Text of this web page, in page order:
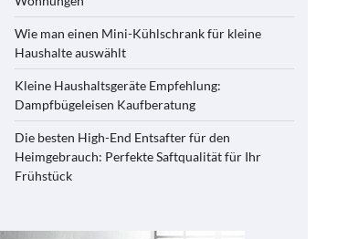
Wie man einen Mini-Kühlschrank für kleine
Haushalte auswählt
Kleine Haushaltsgeräte Empfehlung:
Dampfbügeleisen Kaufberatung
Die besten High-End Entsafter für den
Heimgebrauch: Perfekte Saftqualität für Ihr
Frühstück